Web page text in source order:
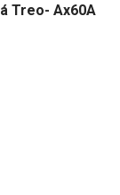
Treo- Ax60A